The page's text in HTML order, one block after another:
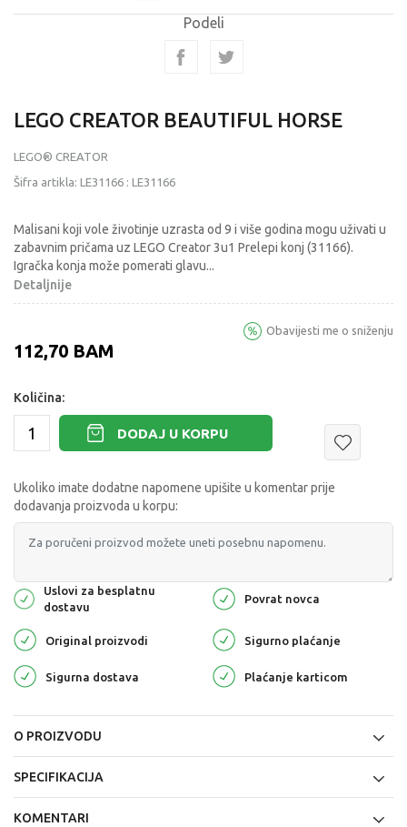
Podeli
LEGO CREATOR BEAUTIFUL HORSE
LEGO® CREATOR
Šifra artikla: LE31166 : LE31166
Malisani koji vole životinje uzrasta od 9 i više godina mogu uživati u
zabavnim pričama uz LEGO Creator 3u1 Prelepi konj (31166).
Igračka konja može pomerati glavu...
Detaljnije
112,70 BAM
Obavijesti me o sniženju
Količina:
DODAJ U KORPU
Ukoliko imate dodatne napomene upišite u komentar prije
dodavanja proizvoda u korpu:
Uslovi za besplatnu
dostavu
Povrat novca
Original proizvodi Sigurno plaćanje
Sigurna dostava Plaćanje karticom
O PROIZVODU
SPECIFIKACIJA
KOMENTARI